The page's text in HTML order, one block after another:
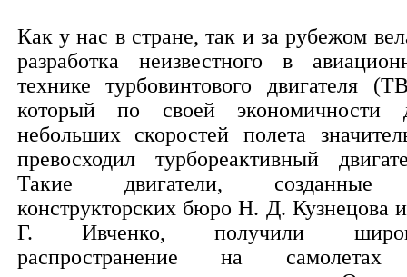
Как у нас в стране, так и за рубежом
разработка неизвестного в
технике турбовинтового двигателя
который по своей экономичности
небольших скоростей полета
превосходил турбореактивный
Такие двигатели,
конструкторских бюро Н. Д. Кузнецова
Г. Ивченко, получили
распространение на